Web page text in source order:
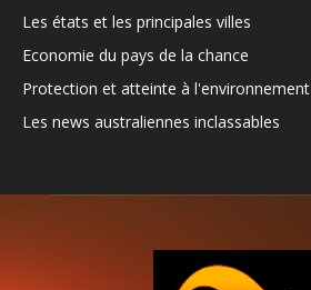
Les états et les principales villes
Economie du pays de la chance
Protection et atteinte à l'environnement
Les news australiennes inclassables